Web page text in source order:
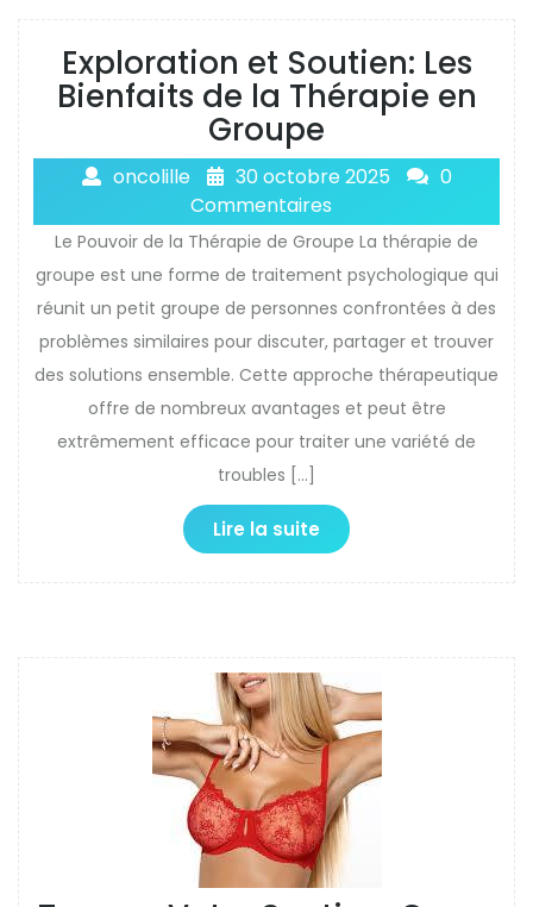
Exploration et Soutien: Les
Bienfaits de la Thérapie en
Groupe
oncolille 30 octobre 2025
0
Commentaires
Le Pouvoir de la Thérapie de Groupe La thérapie de
groupe est une forme de traitement psychologique qui
réunit un petit groupe de personnes confrontées à des
problèmes similaires pour discuter, partager et trouver
des solutions ensemble. Cette approche thérapeutique
offre de nombreux avantages et peut être
extrêmement efficace pour traiter une variété de
troubles […]
Lire la suite